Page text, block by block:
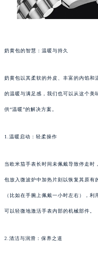
奶黄包的智慧：温暖与持久
奶黄包以其柔软的外皮、丰富的内馅和
的温暖与满足感，我们也可以从这个美
供“温暖”的解决方案。
1.温暖启动：轻柔操作
当欧米茄手表长时间未佩戴导致停走时
包放入微波炉中加热片刻以恢复其原有
（比如在手腕上佩戴一小时左右），
可以轻微地激活手表内部的机械部件。
2.清洁与润滑：保养之道